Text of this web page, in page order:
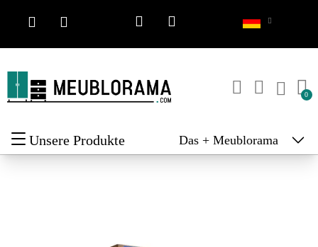
Unsere Produkte Das + Meublorama